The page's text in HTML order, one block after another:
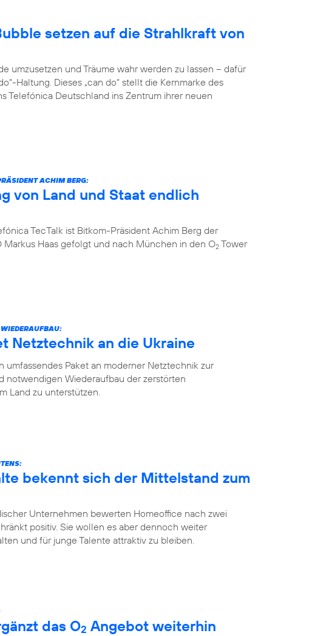
setzen auf die Strahlkraft von
umzusetzen und Träume wahr werden zu lassen – dafür
Haltung. Dieses „can do“ stellt die Kernmarke des
Telefónica Deutschland ins Zentrum ihrer neuen
ACHIM BERG:
von Land und Staat endlich
TecTalk ist Bitkom-Präsident Achim Berg der
Markus Haas gefolgt und nach München in den O2 Tower
Netztechnik an die Ukraine
umfassendes Paket an moderner Netztechnik zur
notwendigen Wiederaufbau der zerstörten
Land zu unterstützen.
bekennt sich der Mittelstand zum
Unternehmen bewerten Homeoffice nach zwei
positiv. Sie wollen es aber dennoch weiter
und für junge Talente attraktiv zu bleiben.
das O2 Angebot weiterhin